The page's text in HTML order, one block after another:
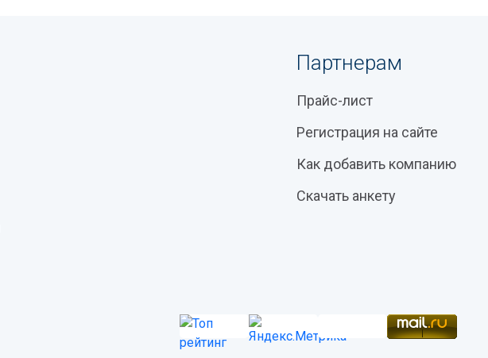
Партнерам
Прайс-лист
Регистрация на сайте
Как добавить компанию
Скачать анкету